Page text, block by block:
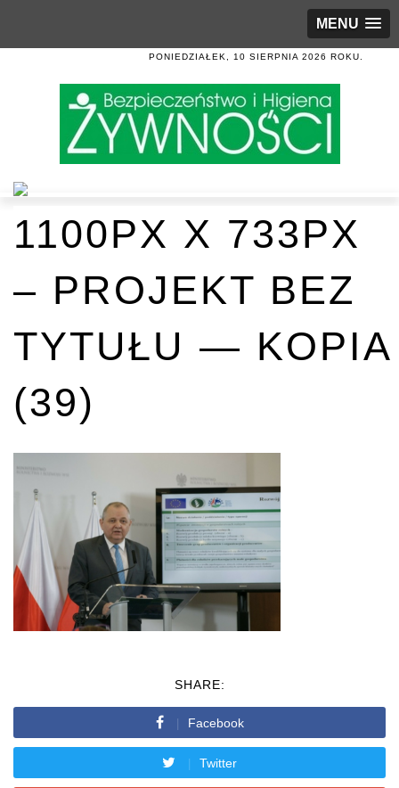
MENU
PONIEDZIAŁEK, 10 SIERPNIA 2026 ROKU.
1100PX X 733PX
– PROJEKT BEZ
TYTUŁU — KOPIA
(39)
SHARE:
Facebook
Twitter